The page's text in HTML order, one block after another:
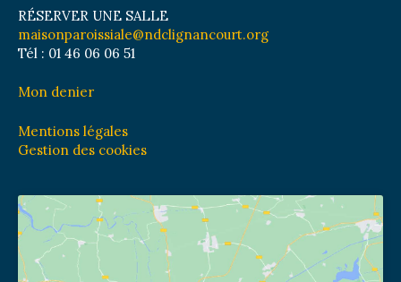
RÉSERVER UNE SALLE
maisonparoissiale@ndclignancourt.org
Tél : 01 46 06 06 51
Mon denier
Mentions légales
Gestion des cookies